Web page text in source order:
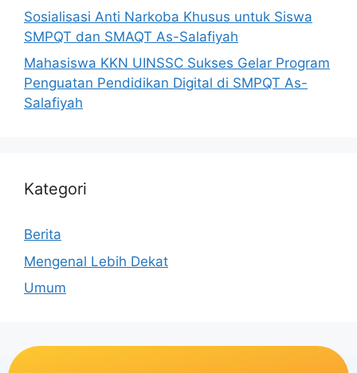
Sosialisasi Anti Narkoba Khusus untuk Siswa
SMPQT dan SMAQT As-Salafiyah
Mahasiswa KKN UINSSC Sukses Gelar Program
Penguatan Pendidikan Digital di SMPQT As-
Salafiyah
Kategori
Berita
Mengenal Lebih Dekat
Umum